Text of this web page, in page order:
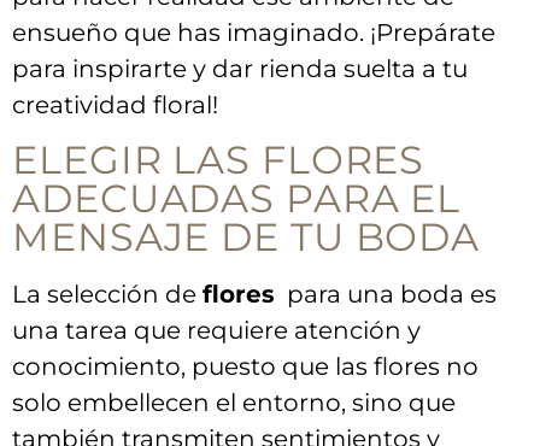
ensueño que has imaginado. ¡Prepárate
para inspirarte ⁢y dar rienda suelta ​a tu
creatividad floral!
ELEGIR LAS FLORES
ADECUADAS ‍PARA EL
MENSAJE DE TU BODA
La selección de flores ⁢ para⁢ una boda es
una tarea que requiere ⁤atención y
conocimiento,⁤ puesto que las ‌flores no​
solo⁢ embellecen el entorno, sino que
también transmiten sentimientos y